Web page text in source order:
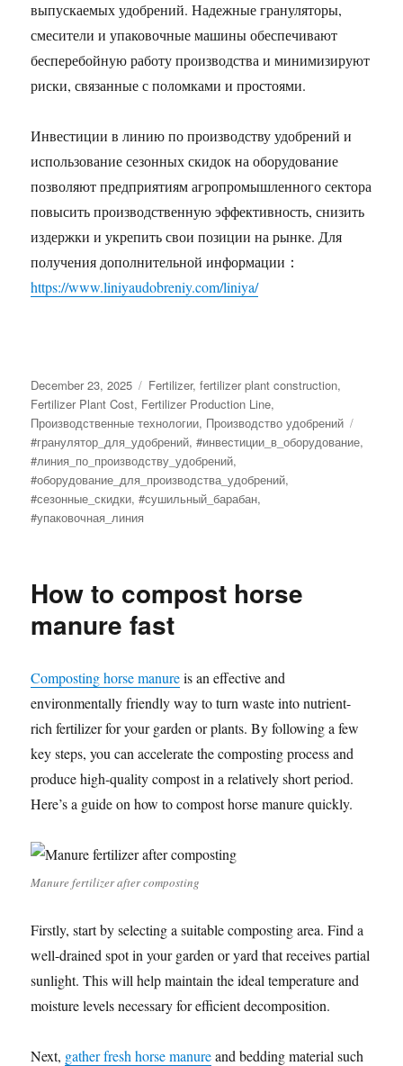
выпускаемых удобрений. Надежные грануляторы,
смесители и упаковочные машины обеспечивают
бесперебойную работу производства и минимизируют
риски, связанные с поломками и простоями.
Инвестиции в линию по производству удобрений и
использование сезонных скидок на оборудование
позволяют предприятиям агропромышленного сектора
повысить производственную эффективность, снизить
издержки и укрепить свои позиции на рынке. Для
получения дополнительной информации：
https://www.liniyaudobreniy.com/liniya/
Posted
on
December 23, 2025 Categories
Fertilizer,fertilizer plant construction,
Fertilizer Plant Cost, Fertilizer Production Line,
Производственные технологии, Производство удобрений
#гранулятор_для_удобрений,#инвестиции_в_оборудование,
#линия_по_производству_удобрений,
#оборудование_для_производства_удобрений,
#сезонные_скидки,#сушильный_барабан,
#упаковочная_линия
How to compost horse
manure fast
Composting horse manureis an effective and
environmentally friendly way to turn waste into nutrient-
rich fertilizer for your garden or plants. By following a few
key steps, you can accelerate the composting process and
produce high-quality compost in a relatively short period.
Here’s a guide on how to compost horse manure quickly.
Manure fertilizer after composting
Firstly, start by selecting a suitable composting area. Find a
well-drained spot in your garden or yard that receives partial
sunlight. This will help maintain the ideal temperature and
moisture levels necessary for efficient decomposition.
Next, gather fresh horse manureand bedding material such